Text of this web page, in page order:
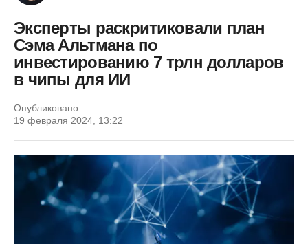
Эксперты раскритиковали план
Сэма Альтмана по
инвестированию 7 трлн долларов
в чипы для ИИ
Опубликовано:
19 февраля 2024, 13:22